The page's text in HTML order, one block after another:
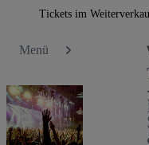
Tickets im
Menü